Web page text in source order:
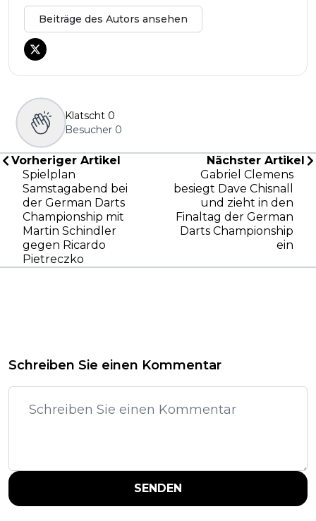
Beiträge des Autors ansehen
Klatscht 0
Besucher 0
Vorheriger Artikel
Spielplan
Samstagabend bei
der German Darts
Championship mit
Martin Schindler
gegen Ricardo
Pietreczko
Nächster Artikel
Gabriel Clemens
besiegt Dave Chisnall
und zieht in den
Finaltag der German
Darts Championship
ein
Schreiben Sie einen Kommentar
SENDEN